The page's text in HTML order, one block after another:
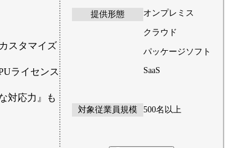
スタマイズ
ライセンス
対応力』も
提供形態 オンプレミス
クラウド
パッケージソフト
SaaS
対象従業員規模 500名以上